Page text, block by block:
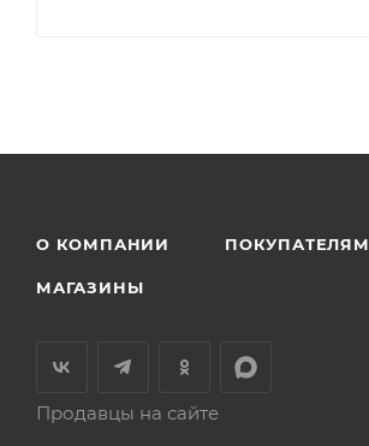
О КОМПАНИИ ПОКУПАТЕЛЯМ
МАГАЗИНЫ
Продавцы на сайте